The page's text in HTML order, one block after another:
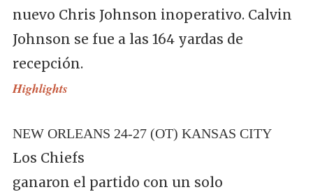
nuevo Chris Johnson inoperativo. Calvin
Johnson se fue a las 164 yardas de
recepción.
Highlights
NEW ORLEANS 24-27 (OT) KANSAS CITY
Los Chiefs
ganaron el partido con un solo